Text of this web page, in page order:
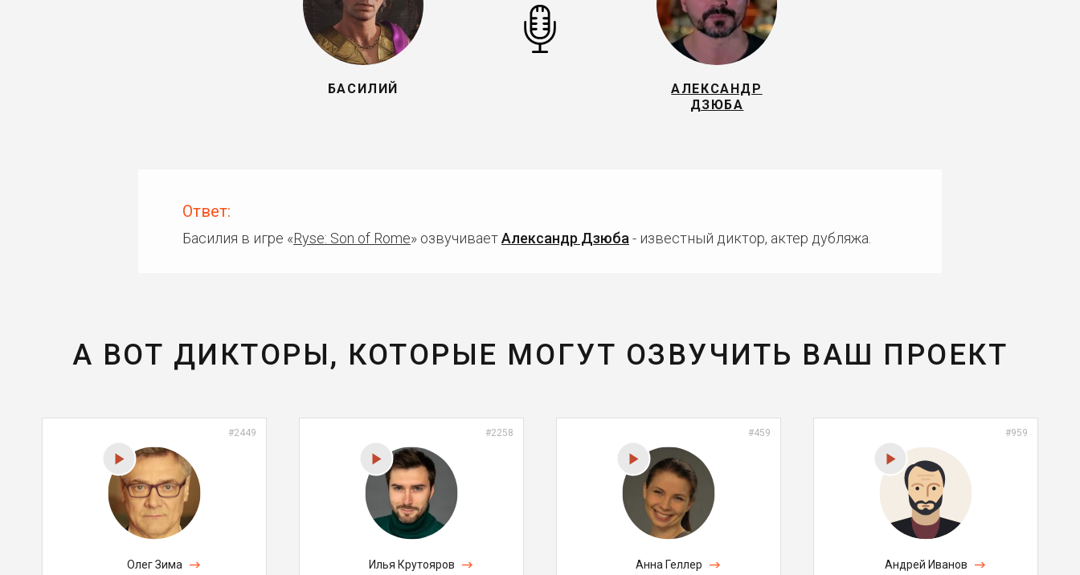
БАСИЛИЙ
АЛЕКСАНДР
ДЗЮБА
Ответ:
Басилия в игре «Ryse: Son of Rome» озвучиваетАлександр Дзюба - известный диктор, актер дубляжа.
А ВОТ ДИКТОРЫ, КОТОРЫЕ МОГУТ ОЗВУЧИТЬ ВАШ ПРОЕКТ
#2449
Олег Зима
#2258
Илья Крутояров
#459
Анна Геллер
#959
Андрей Иванов